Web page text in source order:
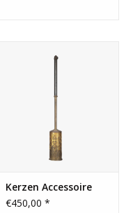
Kerzen Accessoire
€450,00 *